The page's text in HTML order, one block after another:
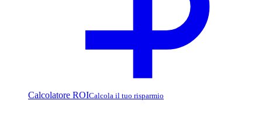
Calcolatore ROICalcola il tuo risparmio